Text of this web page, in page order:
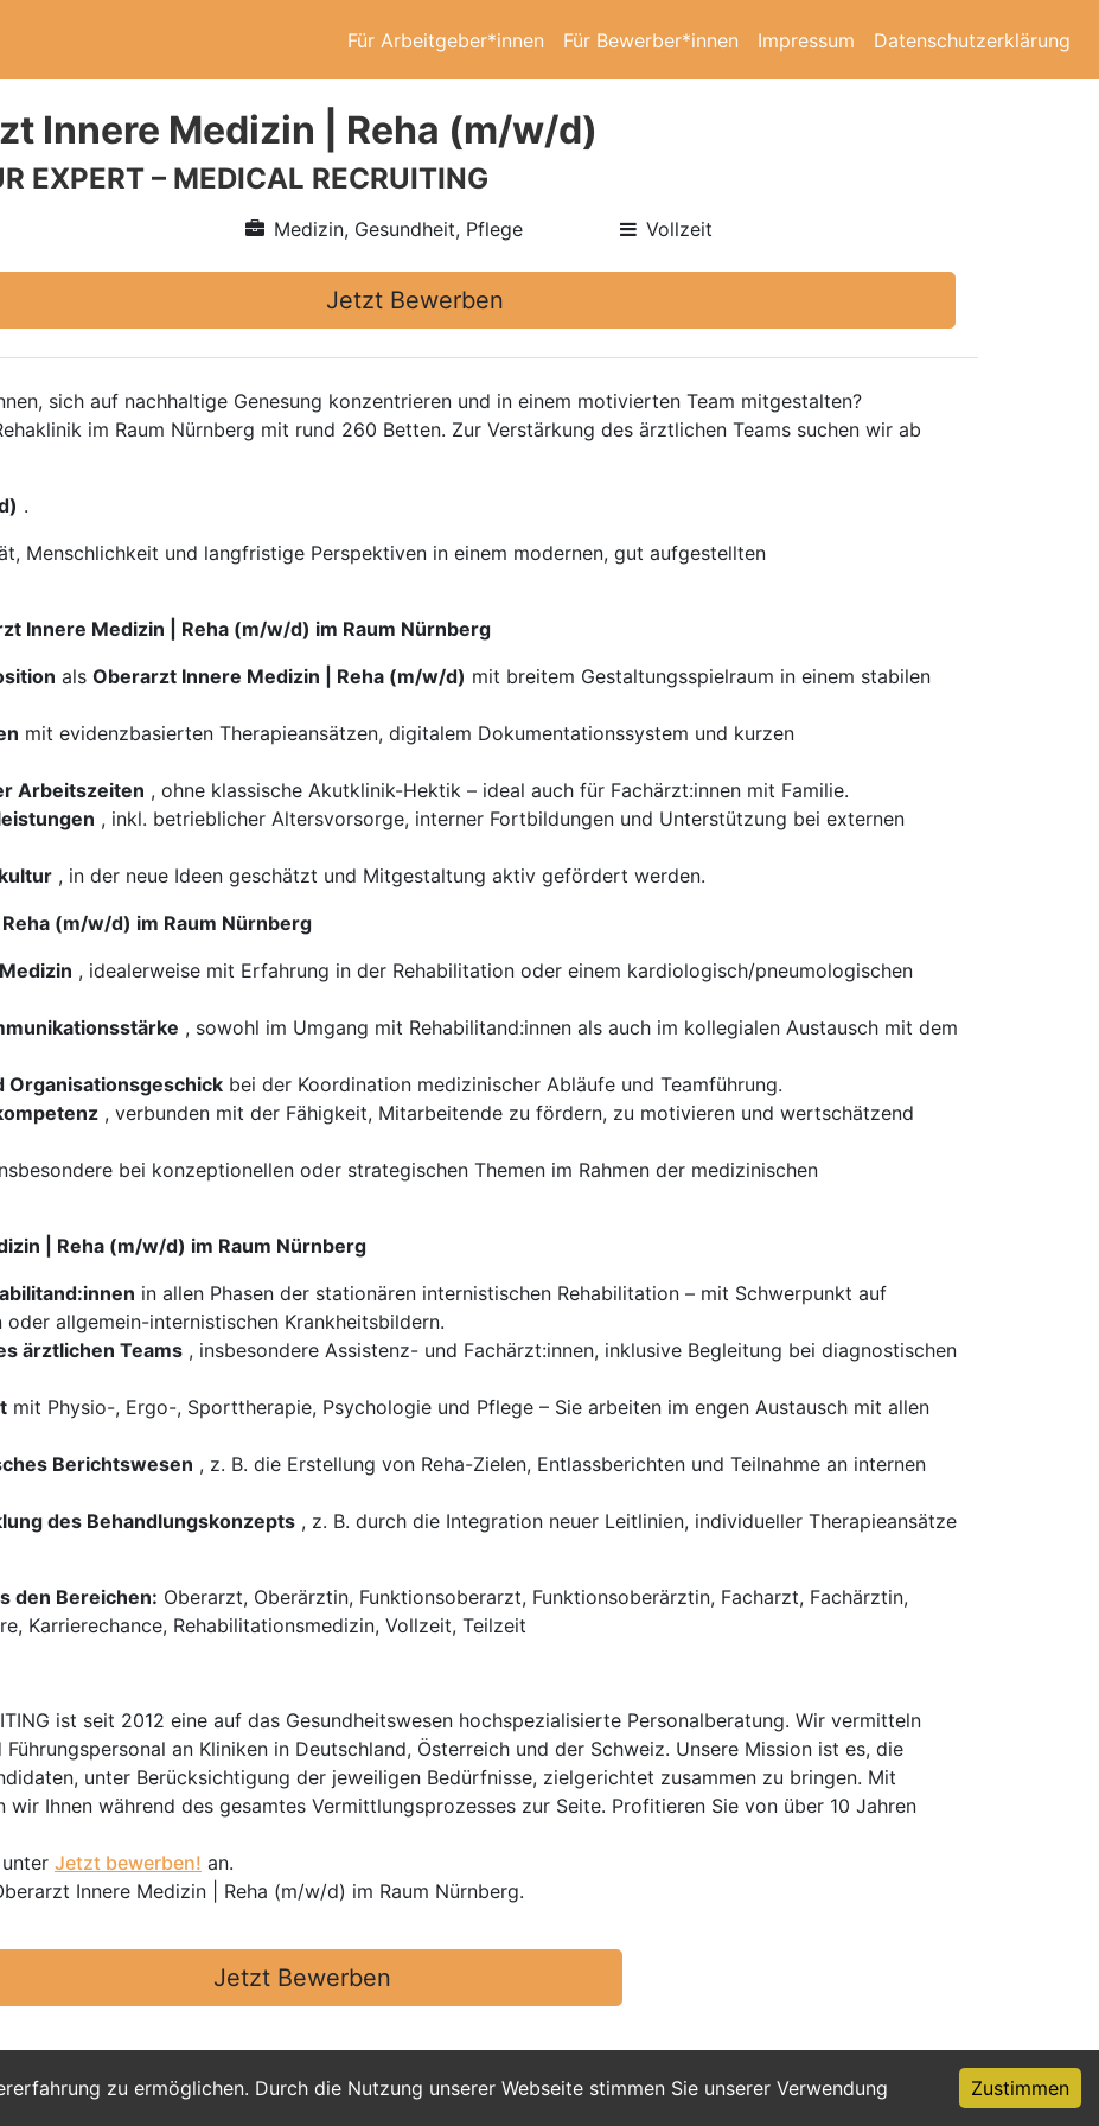
Für Arbeitgeber*innen Für Bewerber*innen Impressum Datenschutzerklärung
zu ermöglichen. Durch die Nutzung unserer Webseite stimmen Sie unserer Verwendung
Zustimmen
Innere Medizin | Reha (m/w/d)
EXPERT – MEDICAL RECRUITING
Medizin, Gesundheit, Pflege Vollzeit
Jetzt Bewerben
sich auf nachhaltige Genesung konzentrieren und in einem motivierten Team mitgestalten?
im Raum Nürnberg mit rund 260 Betten. Zur Verstärkung des ärztlichen Teams suchen wir ab
.
Menschlichkeit und langfristige Perspektiven in einem modernen, gut aufgestellten
Innere Medizin | Reha (m/w/d) im Raum Nürnberg
als Oberarzt Innere Medizin | Reha (m/w/d) mit breitem Gestaltungsspielraum in einem stabilen
mit evidenzbasierten Therapieansätzen, digitalem Dokumentationssystem und kurzen
Arbeitszeiten , ohne klassische Akutklinik-Hektik – ideal auch für Fachärzt:innen mit Familie.
, inkl. betrieblicher Altersvorsorge, interner Fortbildungen und Unterstützung bei externen
, in der neue Ideen geschätzt und Mitgestaltung aktiv gefördert werden.
(m/w/d) im Raum Nürnberg
, idealerweise mit Erfahrung in der Rehabilitation oder einem kardiologisch/pneumologischen
, sowohl im Umgang mit Rehabilitand:innen als auch im kollegialen Austausch mit dem
bei der Koordination medizinischer Abläufe und Teamführung.
, verbunden mit der Fähigkeit, Mitarbeitende zu fördern, zu motivieren und wertschätzend
bei konzeptionellen oder strategischen Themen im Rahmen der medizinischen
| Reha (m/w/d) im Raum Nürnberg
in allen Phasen der stationären internistischen Rehabilitation – mit Schwerpunkt auf
allgemein-internistischen Krankheitsbildern.
ärztlichen Teams , insbesondere Assistenz- und Fachärzt:innen, inklusive Begleitung bei diagnostischen
mit Physio-, Ergo-, Sporttherapie, Psychologie und Pflege – Sie arbeiten im engen Austausch mit allen
Berichtswesen , z. B. die Erstellung von Reha-Zielen, Entlassberichten und Teilnahme an internen
des Behandlungskonzepts , z. B. durch die Integration neuer Leitlinien, individueller Therapieansätze
den Bereichen: Oberarzt, Oberärztin, Funktionsoberarzt, Funktionsoberärztin, Facharzt, Fachärztin,
Karrierechance, Rehabilitationsmedizin, Vollzeit, Teilzeit​​​​​​​
ist seit 2012 eine auf das Gesundheitswesen hochspezialisierte Personalberatung. Wir vermitteln
an Kliniken in Deutschland, Österreich und der Schweiz. Unsere Mission ist es, die
unter Berücksichtigung der jeweiligen Bedürfnisse, zielgerichtet zusammen zu bringen. Mit
wir Ihnen während des gesamtes Vermittlungsprozesses zur Seite. Profitieren Sie von über 10 Jahren
Jetzt bewerben! an.
Innere Medizin | Reha (m/w/d) im Raum Nürnberg.
Jetzt Bewerben